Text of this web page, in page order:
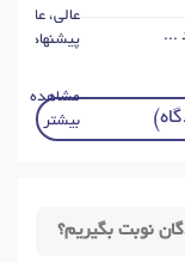
...
عالی، عالی.
پیشنهاد
مشاهده
بیشتر
نوبت بگیریم؟